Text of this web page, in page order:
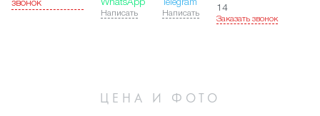
звонок
WhatsApp
Написать
Telegram
Написать
14
Заказать звонок
ЦЕНА И ФОТО